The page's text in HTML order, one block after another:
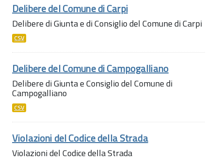
Delibere del Comune di Carpi
Delibere di Giunta e di Consiglio del Comune di Carpi
CSV
Delibere del Comune di Campogalliano
Delibere di Giunta e Consiglio del Comune di
Campogalliano
CSV
Violazioni del Codice della Strada
Violazioni del Codice della Strada